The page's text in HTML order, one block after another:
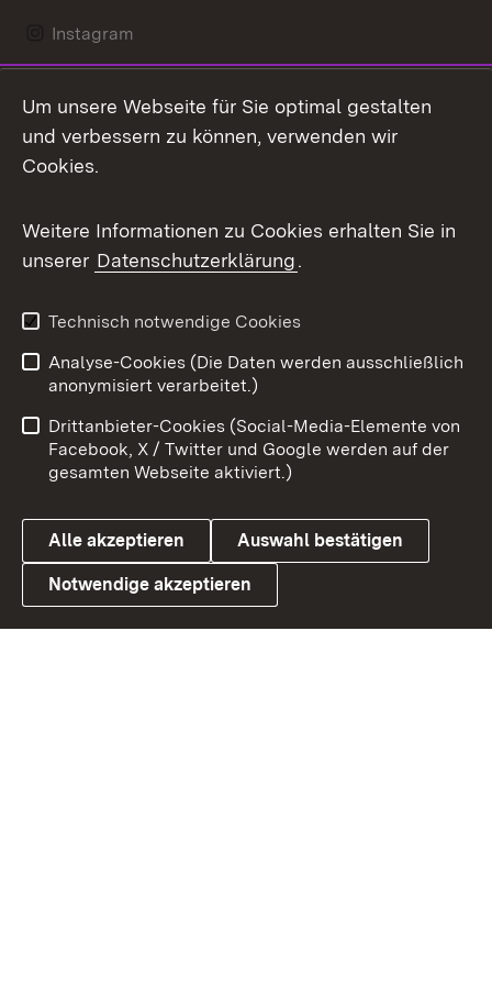
Instagram
Mastodon
Messenger
Social Wall
X / Twitter
Youtube
Link zum Landesportal
Benutzungshinweise
Barrierefreiheit
Datenschutz
Cookies
Um unsere Webseite für Sie optimal gestalten
und verbessern zu können, verwenden wir
Cookies.
Weitere Informationen zu Cookies erhalten Sie in
unserer Datenschutzerklärung.
Technisch notwendige Cookies
Analyse-Cookies (Die Daten werden ausschließlich
anonymisiert verarbeitet.)
Drittanbieter-Cookies (Social-Media-Elemente von
Facebook, X / Twitter und Google werden auf der
gesamten Webseite aktiviert.)
Alle akzeptieren Auswahl bestätigen
Notwendige akzeptieren